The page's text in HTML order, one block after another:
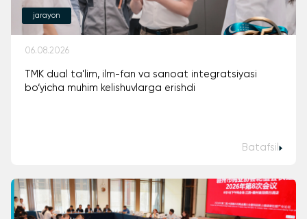
jarayon
06.08.2026
TMK dual ta'lim, ilm-fan va sanoat integratsiyasi
bo‘yicha muhim kelishuvlarga erishdi
Batafsil